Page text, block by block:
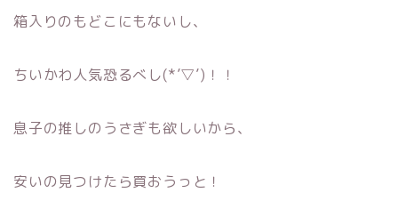
箱入りのもどこにもないし、
ちいかわ人気恐るべし(*’▽’)！！
息子の推しのうさぎも欲しいから、
安いの見つけたら買おうっと！